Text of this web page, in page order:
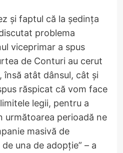
și faptul că la ședința
problema
viceprimar a spus
de Conturi au cerut
însă atât dânsul, cât și
răspicat că vom face
legii, pentru a
următoarea perioadă ne
masivă de
una de adopție” – a